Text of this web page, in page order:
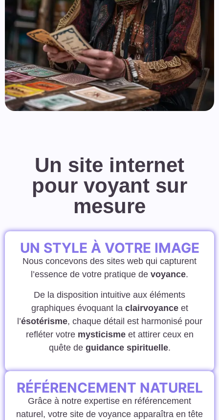
Un site internet
pour voyant sur
mesure
UN STYLE À VOTRE IMAGE
Nous concevons des sites web qui capturent
l’essence de votre pratique de voyance.
De la disposition intuitive aux éléments
graphiques évoquant la clairvoyanceet
l’ésotérisme, chaque détail est harmonisé pour
refléter votre mysticismeet attirer ceux en
quête de guidance spirituelle.
RÉFÉRENCEMENT NATUREL
Grâce à notre expertise en référencement
naturel, votre site de voyance apparaîtra en tête